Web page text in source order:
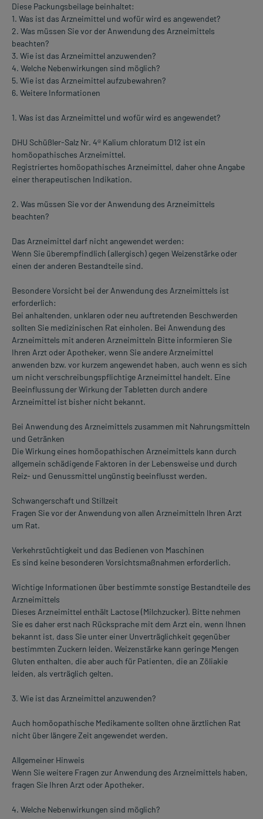
Diese Packungsbeilage beinhaltet:
1. Was ist das Arzneimittel und wofür wird es angewendet?
2. Was müssen Sie vor der Anwendung des Arzneimittels
beachten?
3. Wie ist das Arzneimittel anzuwenden?
4. Welche Nebenwirkungen sind möglich?
5. Wie ist das Arzneimittel aufzubewahren?
6. Weitere Informationen
1. Was ist das Arzneimittel und wofür wird es angewendet?
DHU Schüßler-Salz Nr. 4® Kalium chloratum D12 ist ein
homöopathisches Arzneimittel.
Registriertes homöopathisches Arzneimittel, daher ohne Angabe
einer therapeutischen Indikation.
2. Was müssen Sie vor der Anwendung des Arzneimittels
beachten?
Das Arzneimittel darf nicht angewendet werden:
Wenn Sie überempfindlich (allergisch) gegen Weizenstärke oder
einen der anderen Bestandteile sind.
Besondere Vorsicht bei der Anwendung des Arzneimittels ist
erforderlich:
Bei anhaltenden, unklaren oder neu auftretenden Beschwerden
sollten Sie medizinischen Rat einholen. Bei Anwendung des
Arzneimittels mit anderen Arzneimitteln Bitte informieren Sie
Ihren Arzt oder Apotheker, wenn Sie andere Arzneimittel
anwenden bzw. vor kurzem angewendet haben, auch wenn es sich
um nicht verschreibungspflichtige Arzneimittel handelt. Eine
Beeinflussung der Wirkung der Tabletten durch andere
Arzneimittel ist bisher nicht bekannt.
Bei Anwendung des Arzneimittels zusammen mit Nahrungsmitteln
und Getränken
Die Wirkung eines homöopathischen Arzneimittels kann durch
allgemein schädigende Faktoren in der Lebensweise und durch
Reiz- und Genussmittel ungünstig beeinflusst werden.
Schwangerschaft und Stillzeit
Fragen Sie vor der Anwendung von allen Arzneimitteln Ihren Arzt
um Rat.
Verkehrstüchtigkeit und das Bedienen von Maschinen
Es sind keine besonderen Vorsichtsmaßnahmen erforderlich.
Wichtige Informationen über bestimmte sonstige Bestandteile des
Arzneimittels
Dieses Arzneimittel enthält Lactose (Milchzucker). Bitte nehmen
Sie es daher erst nach Rücksprache mit dem Arzt ein, wenn Ihnen
bekannt ist, dass Sie unter einer Unverträglichkeit gegenüber
bestimmten Zuckern leiden. Weizenstärke kann geringe Mengen
Gluten enthalten, die aber auch für Patienten, die an Zöliakie
leiden, als verträglich gelten.
3. Wie ist das Arzneimittel anzuwenden?
Auch homöopathische Medikamente sollten ohne ärztlichen Rat
nicht über längere Zeit angewendet werden.
Allgemeiner Hinweis
Wenn Sie weitere Fragen zur Anwendung des Arzneimittels haben,
fragen Sie Ihren Arzt oder Apotheker.
4. Welche Nebenwirkungen sind möglich?